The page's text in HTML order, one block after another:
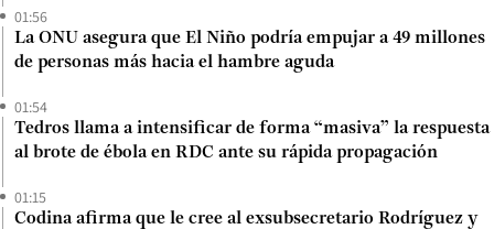
01:56
La ONU asegura que El Niño podría empujar a 49 millones
de personas más hacia el hambre aguda
01:54
Tedros llama a intensificar de forma “masiva” la respuesta
al brote de ébola en RDC ante su rápida propagación
01:15
Codina afirma que le cree al exsubsecretario Rodríguez y